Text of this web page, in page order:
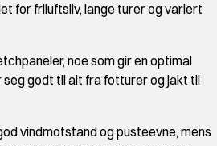
for friluftsliv, lange turer og variert
noe som gir en optimal
seg godt til alt fra fotturer og jakt til
vindmotstand og pusteevne, mens